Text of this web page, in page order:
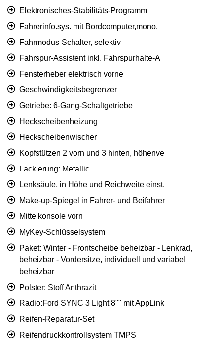
Elektronisches-Stabilitäts-Programm
Fahrerinfo.sys. mit Bordcomputer,mono.
Fahrmodus-Schalter, selektiv
Fahrspur-Assistent inkl. Fahrspurhalte-A
Fensterheber elektrisch vorne
Geschwindigkeitsbegrenzer
Getriebe: 6-Gang-Schaltgetriebe
Heckscheibenheizung
Heckscheibenwischer
Kopfstützen 2 vorn und 3 hinten, höhenve
Lackierung: Metallic
Lenksäule, in Höhe und Reichweite einst.
Make-up-Spiegel in Fahrer- und Beifahrer
Mittelkonsole vorn
MyKey-Schlüsselsystem
Paket: Winter - Frontscheibe beheizbar - Lenkrad,
beheizbar - Vordersitze, individuell und variabel
beheizbar
Polster: Stoff Anthrazit
Radio:Ford SYNC 3 Light 8"" mit AppLink
Reifen-Reparatur-Set
Reifendruckkontrollsystem TMPS